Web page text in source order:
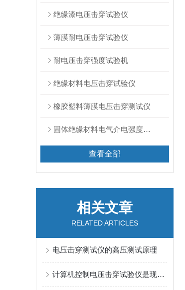
绝缘漆电压击穿试验仪
薄膜耐电压击穿试验仪
耐电压击穿强度试验机
绝缘材料电压击穿试验仪
橡胶塑料薄膜电压击穿测试仪
固体绝缘材料电气介电强度试验仪
查看全部
相关文章
RELATED ARTICLES
电压击穿测试仪的高压测试原理
计算机控制电压击穿试验仪是现代化电气设备质量保障